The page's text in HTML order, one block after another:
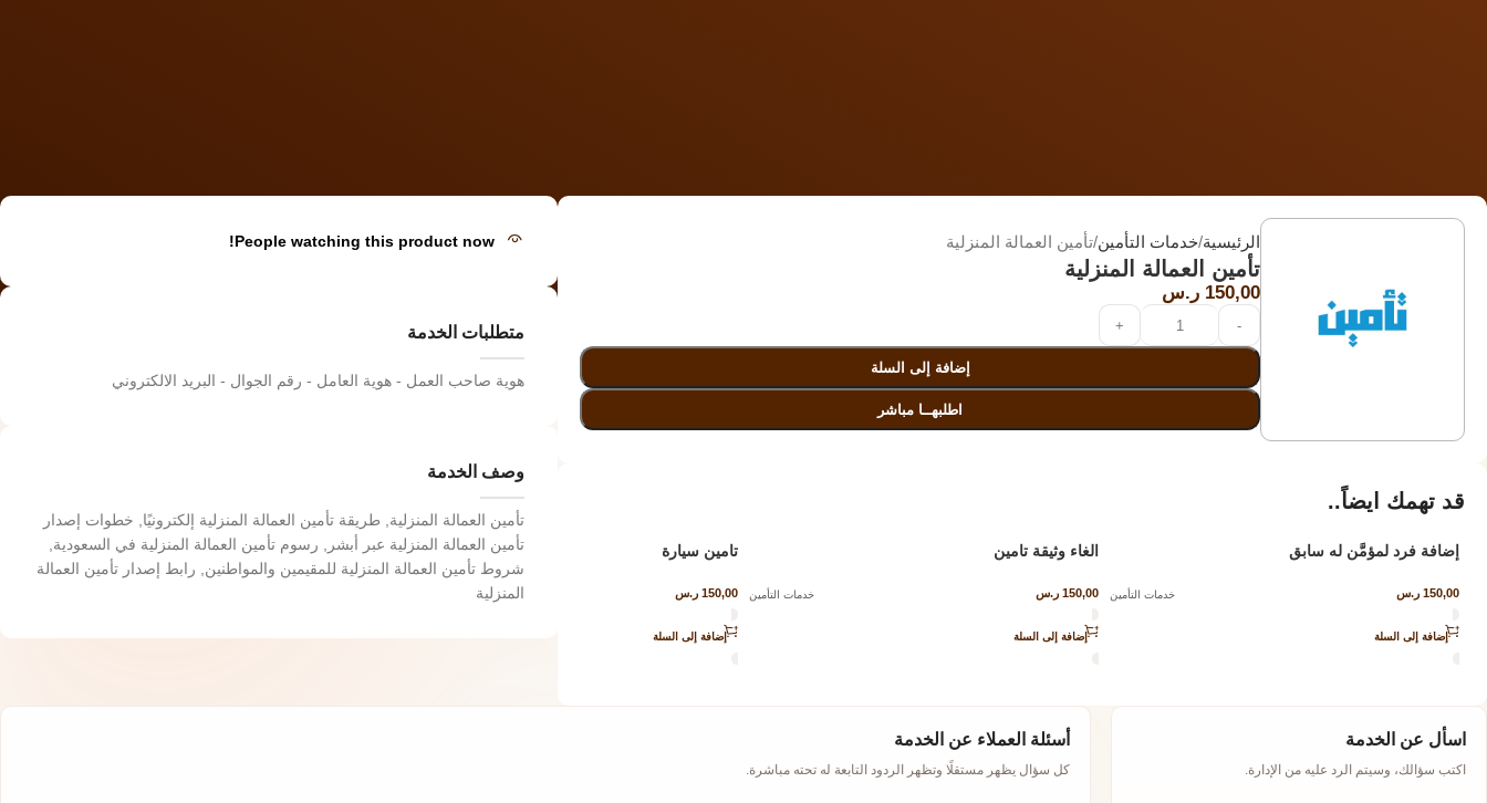
الرئيسية خدمات التأمين تأمين العمالة المنزلية
تأمين العمالة المنزلية
150,00 ر.س
إضافة إلى السلة
اطلبهــا مباشر
قد تهمك ايضاً..
إضافة فرد لمؤمَّن له سابق
خدمات التأمين 150,00 ر.س
إضافة إلى السلة
الغاء وثيقة تامين
خدمات التأمين 150,00 ر.س
إضافة إلى السلة
تامين سيارة
150,00 ر.س
إضافة إلى السلة
People watching this product now!
متطلبات الخدمة
هوية صاحب العمل - هوية العامل - رقم الجوال - البريد الالكتروني
وصف الخدمة
تأمين العمالة المنزلية, طريقة تأمين العمالة المنزلية إلكترونيًا, خطوات إصدار
تأمين العمالة المنزلية عبر أبشر, رسوم تأمين العمالة المنزلية في السعودية,
شروط تأمين العمالة المنزلية للمقيمين والمواطنين, رابط إصدار تأمين العمالة
المنزلية
اسأل عن الخدمة
اكتب سؤالك، وسيتم الرد عليه من الإدارة.
أسئلة العملاء عن الخدمة
كل سؤال يظهر مستقلًا وتظهر الردود التابعة له تحته مباشرة.